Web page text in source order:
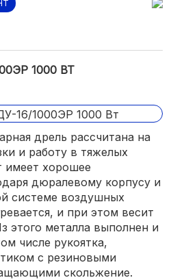
1000 ВТ
дрель рассчитана на
и работу в тяжелых
имеет хорошее
дюралевому корпусу и
системе воздушных
и при этом весит
этого металла выполнен и
числе рукоятка,
с резиновыми
скольжение.